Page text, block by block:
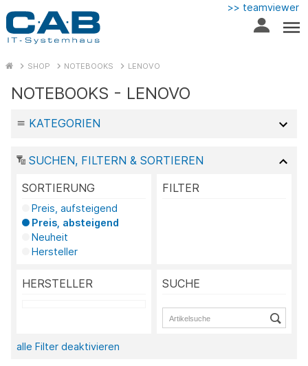
>> teamviewer
SHOP NOTEBOOKS LENOVO
NOTEBOOKS - LENOVO
KATEGORIEN
SUCHEN, FILTERN & SORTIEREN
SORTIERUNG
Preis, aufsteigend
Preis, absteigend
Neuheit
Hersteller
FILTER
HERSTELLER SUCHE
alle Filter deaktivieren